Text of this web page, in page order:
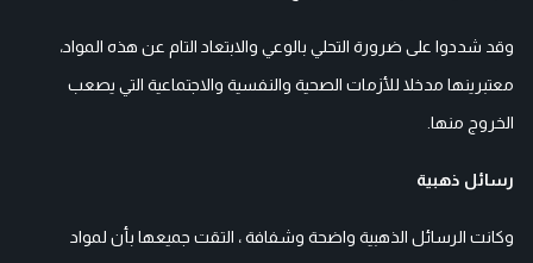
وقد شددوا على ضرورة التحلي بالوعي والابتعاد التام عن هذه المواد،
معتبرينها مدخلا للأزمات الصحية والنفسية والاجتماعية التي يصعب
الخروج منها.
رسائل ذهبية
وكانت الرسائل الذهبية واضحة وشفافة ، التقت جميعها بأن لمواد